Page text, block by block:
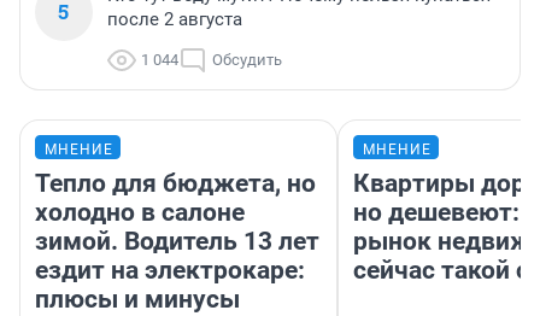
5
после 2 августа
1 044 Обсудить
МНЕНИЕ
Тепло для бюджета, но
холодно в салоне
зимой. Водитель 13 лет
ездит на электрокаре:
плюсы и минусы
МНЕНИЕ
Квартиры
но дешевеют:
рынок
сейчас такой